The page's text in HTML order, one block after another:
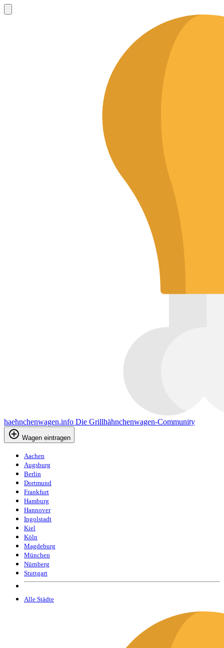
haehnchenwagen.info Die Grillhähnchenwagen-Community
Wagen eintragen
Aachen
Augsburg
Berlin
Dortmund
Frankfurt
Hamburg
Hannover
Ingolstadt
Kiel
Köln
Magdeburg
München
Nürnberg
Stuttgart
Alle Städte